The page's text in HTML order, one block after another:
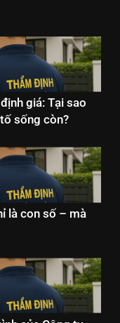
giá: Tại sao
sống còn?
là con số – mà